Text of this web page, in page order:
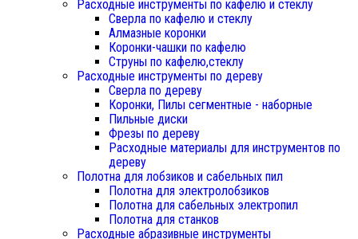
Расходные инструменты по кафелю и стеклу
Сверла по кафелю и стеклу
Алмазные коронки
Коронки-чашки по кафелю
Струны по кафелю,стеклу
Расходные инструменты по дереву
Сверла по дереву
Коронки, Пилы сегментные - наборные
Пильные диски
Фрезы по дереву
Расходные материалы для инструментов по
дереву
Полотна для лобзиков и сабельных пил
Полотна для электролобзиков
Полотна для сабельных электропил
Полотна для станков
Расходные абразивные инструменты